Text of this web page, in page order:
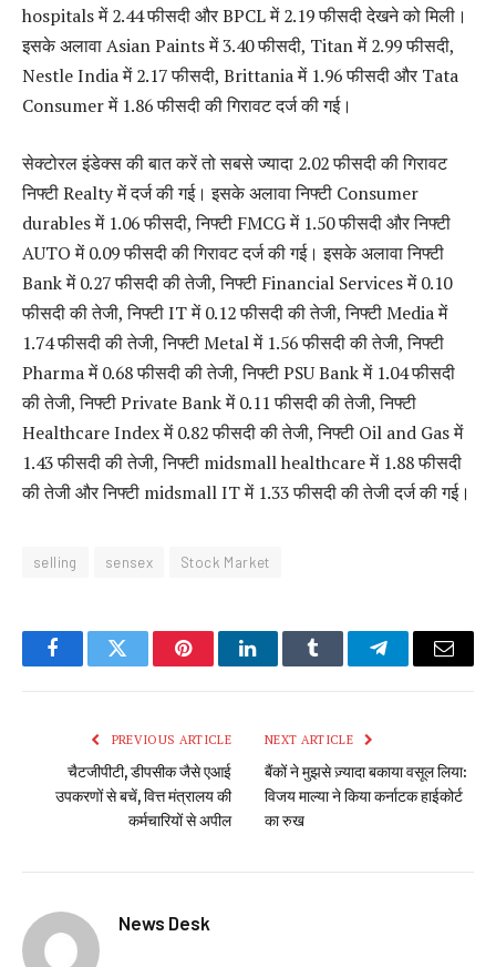
hospitals में 2.44 फीसदी और BPCL में 2.19 फीसदी देखने को मिली।
इसके अलावा Asian Paints में 3.40 फीसदी, Titan में 2.99 फीसदी,
Nestle India में 2.17 फीसदी, Brittania में 1.96 फीसदी और Tata
Consumer में 1.86 फीसदी की गिरावट दर्ज की गई।
सेक्टोरल इंडेक्स की बात करें तो सबसे ज्यादा 2.02 फीसदी की गिरावट
निफ्टी Realty में दर्ज की गई। इसके अलावा निफ्टी Consumer
durables में 1.06 फीसदी, निफ्टी FMCG में 1.50 फीसदी और निफ्टी
AUTO में 0.09 फीसदी की गिरावट दर्ज की गई। इसके अलावा निफ्टी
Bank में 0.27 फीसदी की तेजी, निफ्टी Financial Services में 0.10
फीसदी की तेजी, निफ्टी IT में 0.12 फीसदी की तेजी, निफ्टी Media में
1.74 फीसदी की तेजी, निफ्टी Metal में 1.56 फीसदी की तेजी, निफ्टी
Pharma में 0.68 फीसदी की तेजी, निफ्टी PSU Bank में 1.04 फीसदी
की तेजी, निफ्टी Private Bank में 0.11 फीसदी की तेजी, निफ्टी
Healthcare Index में 0.82 फीसदी की तेजी, निफ्टी Oil and Gas में
1.43 फीसदी की तेजी, निफ्टी midsmall healthcare में 1.88 फीसदी
की तेजी और निफ्टी midsmall IT में 1.33 फीसदी की तेजी दर्ज की गई।
selling sensex Stock Market
FacebookTwitter PinterestLinkedInTumblr TelegramEmail
PREVIOUS ARTICLE
चैटजीपीटी, डीपसीक जैसे एआई
उपकरणों से बचें, वित्त मंत्रालय की
कर्मचारियों से अपील
NEXT ARTICLE
बैंकों ने मुझसे ज़्यादा बकाया वसूल लिया:
विजय माल्या ने किया कर्नाटक हाईकोर्ट
का रुख
News Desk